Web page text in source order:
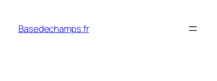
content
Basedechamps.fr